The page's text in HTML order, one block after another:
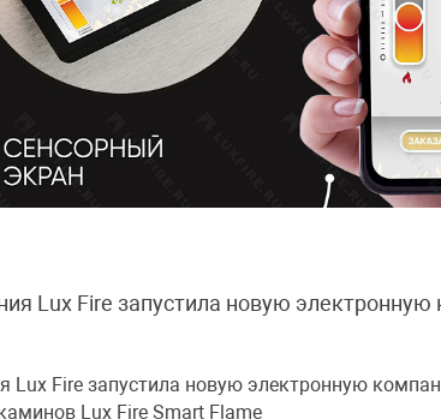
Lux Fire запустила новую
Lux Fire запустила новую электронную
Lux Fire Smart Flame